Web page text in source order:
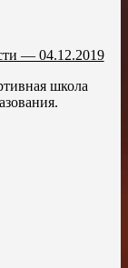
— 04.12.2019
школа